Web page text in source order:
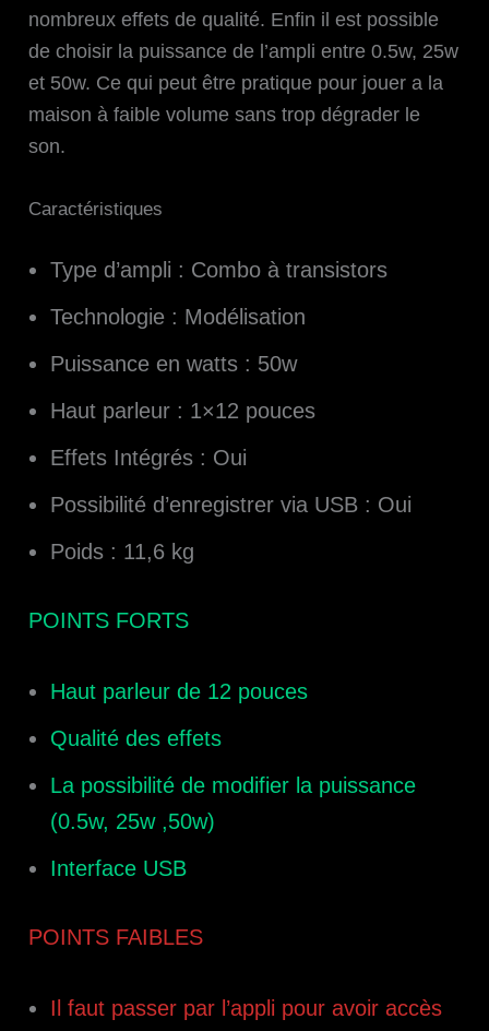
nombreux effets de qualité. Enfin il est possible
de choisir la puissance de l’ampli entre 0.5w, 25w
et 50w. Ce qui peut être pratique pour jouer a la
maison à faible volume sans trop dégrader le
son.
Caractéristiques
Type d’ampli : Combo à transistors
Technologie : Modélisation
Puissance en watts : 50w
Haut parleur : 1×12 pouces
Effets Intégrés : Oui
Possibilité d’enregistrer via USB : Oui
Poids : 11,6 kg
POINTS FORTS
Haut parleur de 12 pouces
Qualité des effets
La possibilité de modifier la puissance
(0.5w, 25w ,50w)
Interface USB
POINTS FAIBLES
Il faut passer par l’appli pour avoir accès